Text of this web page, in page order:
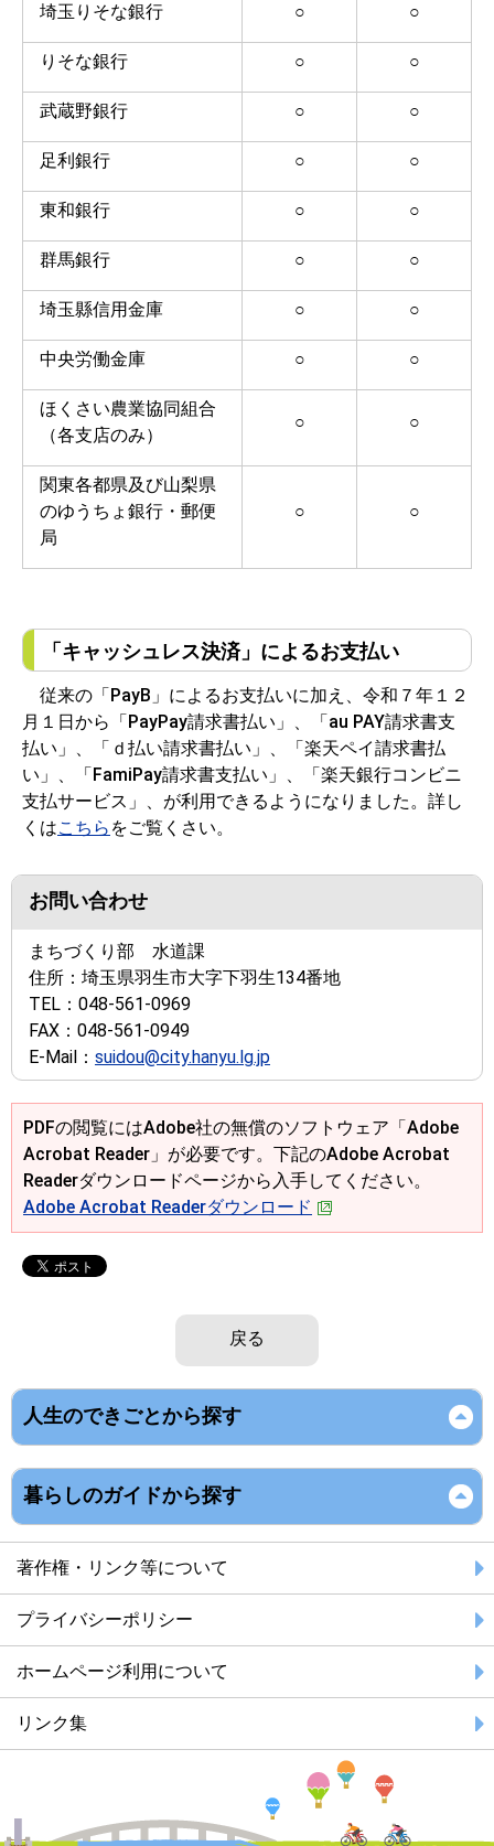
埼玉りそな銀行 ○ ○
りそな銀行 ○ ○
武蔵野銀行 ○ ○
足利銀行 ○ ○
東和銀行 ○ ○
群馬銀行 ○ ○
埼玉縣信用金庫 ○ ○
中央労働金庫 ○ ○
ほくさい農業協同組合
（各支店のみ）
○ ○
関東各都県及び山梨県
のゆうちょ銀行・郵便
局
○ ○
「キャッシュレス決済」によるお支払い
従来の「PayB」によるお支払いに加え、令和７年１２
月１日から「PayPay請求書払い」、「au PAY請求書支
払い」、「ｄ払い請求書払い」、「楽天ペイ請求書払
い」、「FamiPay請求書支払い」、「楽天銀行コンビニ
支払サービス」、が利用できるようになりました。詳し
くはこちら をご覧くさい。
お問い合わせ
まちづくり部 水道課
住所： 埼玉県羽生市大字下羽生134番地
TEL： 048-561-0969
FAX： 048-561-0949
E-Mail： suidou@city.hanyu.lg.jp
PDFの閲覧にはAdobe社の無償のソフトウェア「Adobe
Acrobat Reader」が必要です。下記のAdobe Acrobat
Readerダウンロードページから入手してください。
Adobe Acrobat Readerダウンロード
戻る
人生のできごとから探す
暮らしのガイドから探す
著作権・リンク等について
プライバシーポリシー
ホームページ利用について
リンク集